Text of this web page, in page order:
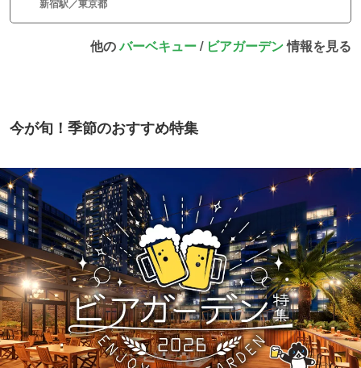
新宿駅／東京都
他のバーベキュー/ ビアガーデン情報を見る
今が旬！季節のおすすめ特集